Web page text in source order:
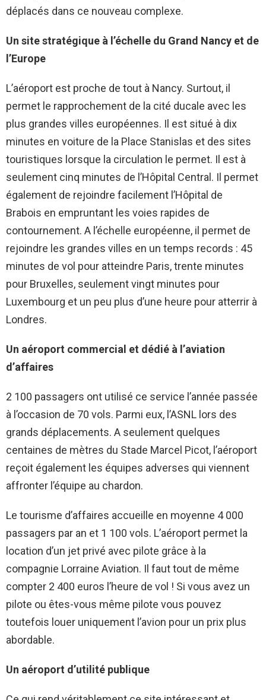
déplacés dans ce nouveau complexe.
Un site stratégique à l’échelle du Grand Nancy et de
l’Europe
L’aéroport est proche de tout à Nancy. Surtout, il
permet le rapprochement de la cité ducale avec les
plus grandes villes européennes. Il est situé à dix
minutes en voiture de la Place Stanislas et des sites
touristiques lorsque la circulation le permet. Il est à
seulement cinq minutes de l’Hôpital Central. Il permet
également de rejoindre facilement l’Hôpital de
Brabois en empruntant les voies rapides de
contournement. A l’échelle européenne, il permet de
rejoindre les grandes villes en un temps records : 45
minutes de vol pour atteindre Paris, trente minutes
pour Bruxelles, seulement vingt minutes pour
Luxembourg et un peu plus d’une heure pour atterrir à
Londres.
Un aéroport commercial et dédié à l’aviation
d’affaires
2 100 passagers ont utilisé ce service l’année passée
à l’occasion de 70 vols. Parmi eux, l’ASNL lors des
grands déplacements. A seulement quelques
centaines de mètres du Stade Marcel Picot, l’aéroport
reçoit également les équipes adverses qui viennent
affronter l’équipe au chardon.
Le tourisme d’affaires accueille en moyenne 4 000
passagers par an et 1 100 vols. L’aéroport permet la
location d’un jet privé avec pilote grâce à la
compagnie Lorraine Aviation. Il faut tout de même
compter 2 400 euros l’heure de vol ! Si vous avez un
pilote ou êtes-vous même pilote vous pouvez
toutefois louer uniquement l’avion pour un prix plus
abordable.
Un aéroport d’utilité publique